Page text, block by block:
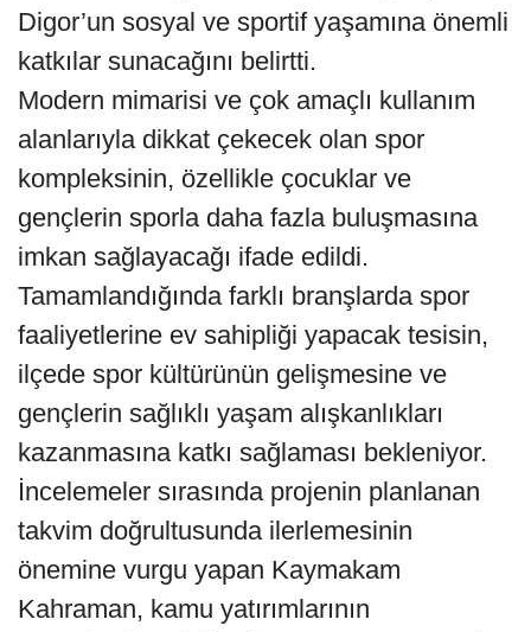
Digor’un sosyal ve sportif yaşamına önemli
katkılar sunacağını belirtti.
Modern mimarisi ve çok amaçlı kullanım
alanlarıyla dikkat çekecek olan spor
kompleksinin, özellikle çocuklar ve
gençlerin sporla daha fazla buluşmasına
imkan sağlayacağı ifade edildi.
Tamamlandığında farklı branşlarda spor
faaliyetlerine ev sahipliği yapacak tesisin,
ilçede spor kültürünün gelişmesine ve
gençlerin sağlıklı yaşam alışkanlıkları
kazanmasına katkı sağlaması bekleniyor.
İncelemeler sırasında projenin planlanan
takvim doğrultusunda ilerlemesinin
önemine vurgu yapan Kaymakam
Kahraman, kamu yatırımlarının